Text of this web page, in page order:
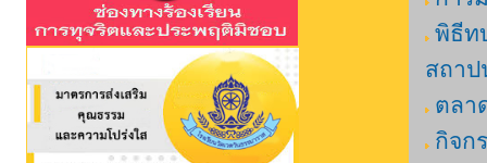
พิธีท
สถาป
ตลา
กิจก